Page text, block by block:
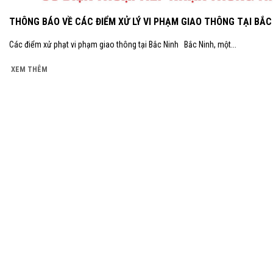
THÔNG BÁO VỀ CÁC ĐIỂM XỬ LÝ VI PHẠM GIAO THÔNG TẠI
Các điểm xử phạt vi phạm giao thông tại Bắc Ninh Bắc Ninh, một...
XEM THÊM